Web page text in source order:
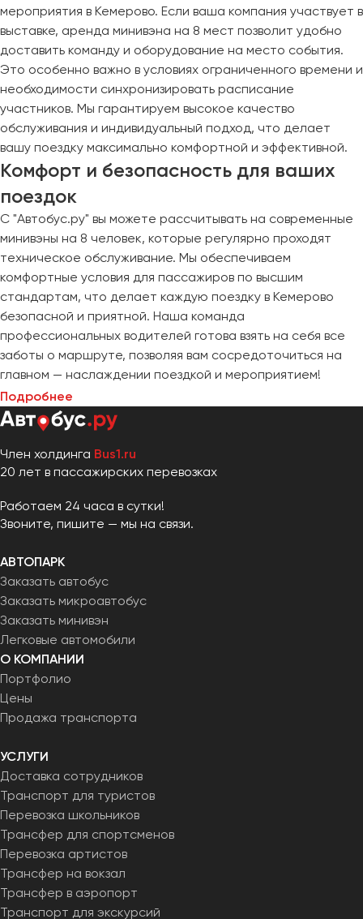
мероприятия в Кемерово. Если ваша компания участвует в
выставке, аренда минивэна на 8 мест позволит удобно
доставить команду и оборудование на место события.
Это особенно важно в условиях ограниченного времени и
необходимости синхронизировать расписание
участников. Мы гарантируем высокое качество
обслуживания и индивидуальный подход, что делает
вашу поездку максимально комфортной и эффективной.
Комфорт и безопасность для ваших
поездок
С "Автобус.ру" вы можете рассчитывать на современные
минивэны на 8 человек, которые регулярно проходят
техническое обслуживание. Мы обеспечиваем
комфортные условия для пассажиров по высшим
стандартам, что делает каждую поездку в Кемерово
безопасной и приятной. Наша команда
профессиональных водителей готова взять на себя все
заботы о маршруте, позволяя вам сосредоточиться на
главном — наслаждении поездкой и мероприятием!
Подробнее
Член холдинга Bus1.ru
20 лет в пассажирских перевозках
Работаем 24 часа в сутки!
Звоните, пишите — мы на связи.
АВТОПАРК
Заказать автобус
Заказать микроавтобус
Заказать минивэн
Легковые автомобили
О КОМПАНИИ
Портфолио
Цены
Продажа транспорта
УСЛУГИ
Доставка сотрудников
Транспорт для туристов
Перевозка школьников
Трансфер для спортсменов
Перевозка артистов
Трансфер на вокзал
Трансфер в аэропорт
Транспорт для экскурсий